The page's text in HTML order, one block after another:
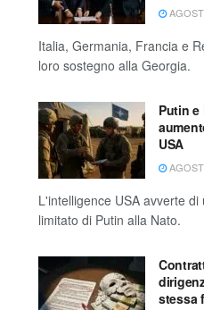
Italia, Germania, Francia e
loro sostegno alla Georgia.
Putin
USA
L'intelligence USA avverte
limitato di Putin alla Nato.
stessa